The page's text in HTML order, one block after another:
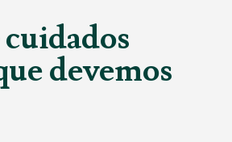
devemos